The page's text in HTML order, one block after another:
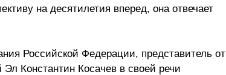
на десятилетия вперед, она отвечает
Российской Федерации, представитель от
Эл Константин Косачев в своей речи